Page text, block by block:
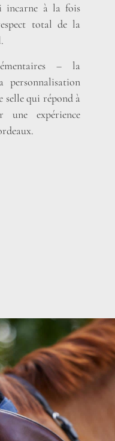
incarne à la fois
total de la
– la
personnalisation
selle qui répond à
une expérience